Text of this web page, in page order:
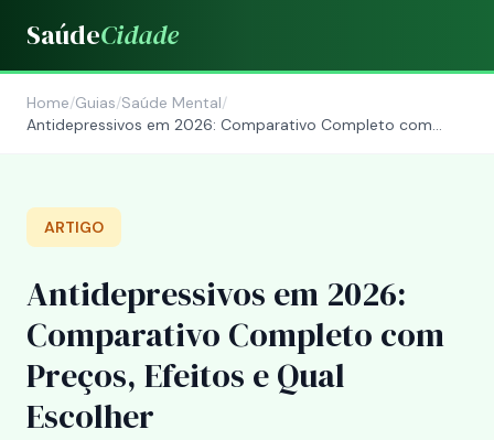
SaúdeCidade
Home/Guias/Saúde Mental/
Antidepressivos em 2026: Comparativo Completo com
ARTIGO
Antidepressivos em 2026:
Comparativo Completo com
Preços, Efeitos e Qual
Escolher